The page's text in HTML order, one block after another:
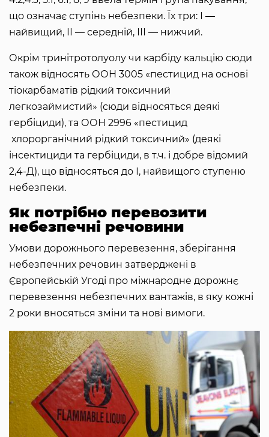
що означає ступінь небезпеки. Їх три: І ―
найвищий, ІІ ― середній, ІІІ ― нижчий.
Окрім тринітротолуолу чи карбіду кальцію сюди
також відносять ООН 3005 «пестицид на основі
тіокарбаматів рідкий токсичний
легкозаймистий» (сюди відносяться деякі
гербіциди), та ООН 2996 «пестицид
хлорорганічний рідкий токсичний» (деякі
інсектициди та гербіциди, в т.ч. і добре відомий
2,4-Д), що відносяться до І, найвищого ступеню
небезпеки.
Як потрібно перевозити
небезпечні речовини
Умови дорожнього перевезення, зберігання
небезпечних речовин затверджені в
Європейській Угоді про міжнародне дорожнє
перевезення небезпечних вантажів, в яку кожні
2 роки вносяться зміни та нові вимоги.